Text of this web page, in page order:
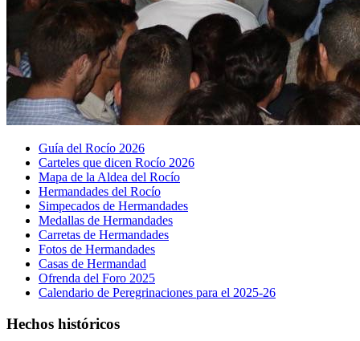
Guía del Rocío 2026
Carteles que dicen Rocío 2026
Mapa de la Aldea del Rocío
Hermandades del Rocío
Simpecados de Hermandades
Medallas de Hermandades
Carretas de Hermandades
Fotos de Hermandades
Casas de Hermandad
Ofrenda del Foro 2025
Calendario de Peregrinaciones para el 2025-26
Hechos históricos